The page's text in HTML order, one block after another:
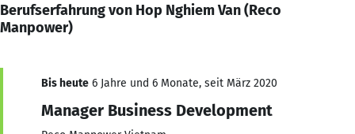
Berufserfahrung von Hop Nghiem Van (Reco
Manpower)
Bis heute 6 Jahre und 6 Monate, seit März 2020
Manager Business Development